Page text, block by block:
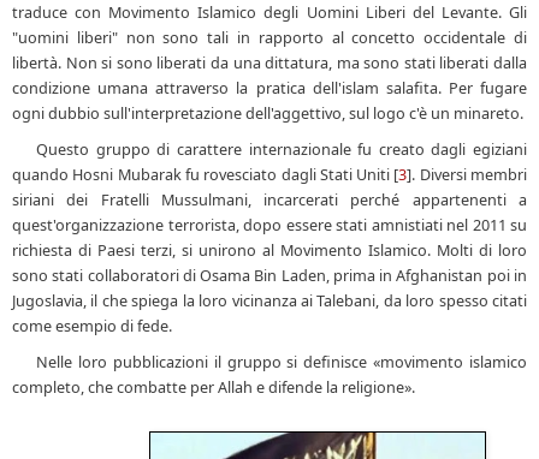
traduce con Movimento Islamico degli Uomini Liberi del Levante. Gli
"uomini liberi" non sono tali in rapporto al concetto occidentale di
libertà. Non si sono liberati da una dittatura, ma sono stati liberati dalla
condizione umana attraverso la pratica dell'islam salafita. Per fugare
ogni dubbio sull'interpretazione dell'aggettivo, sul logo c'è un minareto.
Questo gruppo di carattere internazionale fu creato dagli egiziani
quando Hosni Mubarak fu rovesciato dagli Stati Uniti [3]. Diversi membri
siriani dei Fratelli Mussulmani, incarcerati perché appartenenti a
quest'organizzazione terrorista, dopo essere stati amnistiati nel 2011 su
richiesta di Paesi terzi, si unirono al Movimento Islamico. Molti di loro
sono stati collaboratori di Osama Bin Laden, prima in Afghanistan poi in
Jugoslavia, il che spiega la loro vicinanza ai Talebani, da loro spesso citati
come esempio di fede.
Nelle loro pubblicazioni il gruppo si definisce «movimento islamico
completo, che combatte per Allah e difende la religione».